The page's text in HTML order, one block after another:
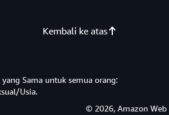
Kembali ke atas
Sama untuk semua orang:
Usia.
© 2026, Amazon Web